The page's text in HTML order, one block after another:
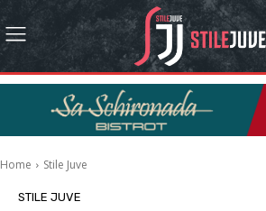
Home Stile Juve
STILE JUVE